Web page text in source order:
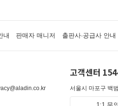
내 판매자 매니저 출판사·공급사 안내
고객센터
서울시 마포구 백